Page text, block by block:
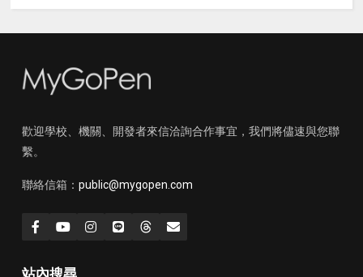
歡迎學校、機關、開發者來信洽詢合作事宜，我們將儘速與您聯
繫。
聯絡信箱： public@mygopen.com
站內搜尋